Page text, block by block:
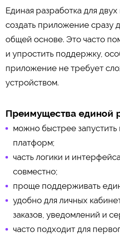
Единая разработка для
создать приложение сразу
общей основе. Это часто
и упростить поддержку,
приложение не требует
устройством.
Преимущества единой
можно быстрее
платформ;
часть логики и
совместно;
проще поддерживать
удобно для личных
заказов, уведомлений и
часто подходит для